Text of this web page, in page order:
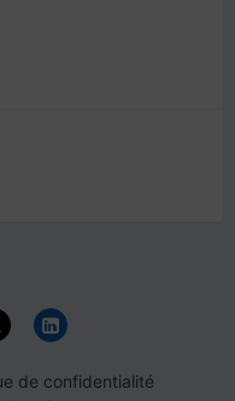
de confidentialité